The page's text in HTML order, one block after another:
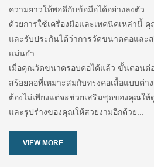
ความยาวให้พอดีกับข้อมือได้อย่างลงตัว
ด้วยการใช้เครื่องมือและเทคนิคเหล่านี้
และรับประกันได้ว่าการวัดขนาดคอและ
แม่นยำ
เมื่อคุณวัดขนาดรอบคอได้แล้ว ขั้นตอนต่อ
สร้อยคอที่เหมาะสมกับทรงคอเสื้อแบบต่า
ต้องไม่เพียงแต่จะช่วยเสริมชุดของคุณใ
และรูปร่างของคุณให้สวยงามอีกด้วย...
VIEW MORE